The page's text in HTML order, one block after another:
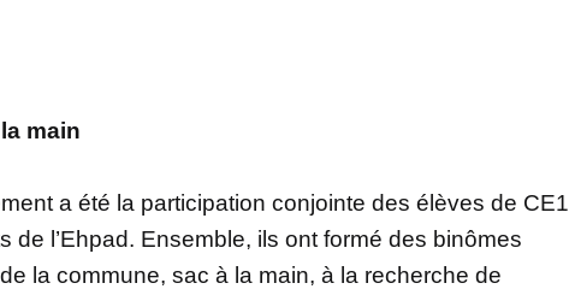
main
a été la participation conjointe des élèves de CE1
de l’Ehpad. Ensemble, ils ont formé des binômes
la commune, sac à la main, à la recherche de